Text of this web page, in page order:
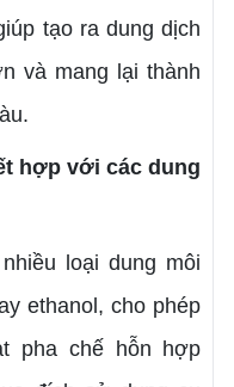
tạo ra dung dịch
và mang lại thành
hợp với các dung
loại dung môi
ethanol, cho phép
pha chế hỗn hợp